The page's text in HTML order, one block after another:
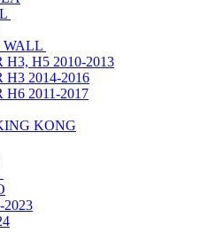
WALL
H3, H5 2010-2013
H3 2014-2016
H6 2011-2017
KONG
2023